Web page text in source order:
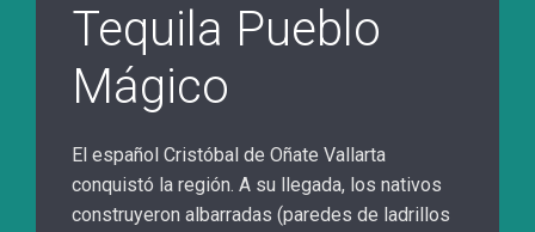
Tequila Pueblo
Mágico
El español Cristóbal de Oñate Vallarta
conquistó la región. A su llegada, los nativos
construyeron albarradas (paredes de ladrillos